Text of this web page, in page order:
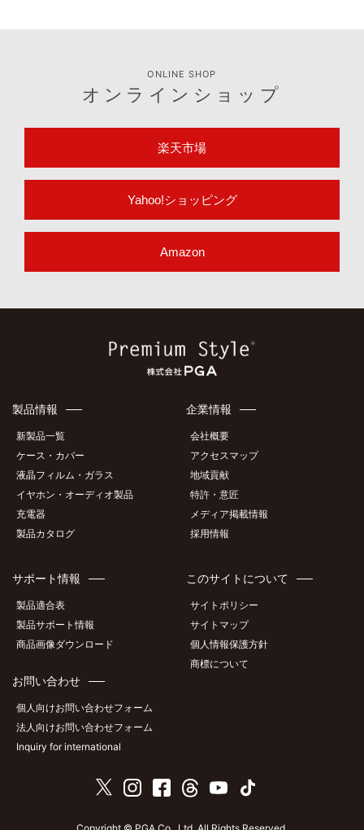
ONLINE SHOP
オンラインショップ
楽天市場
Yahoo!ショッピング
Amazon
製品情報
新製品一覧
ケース・カバー
液晶フィルム・ガラス
イヤホン・オーディオ製品
充電器
製品カタログ
企業情報
会社概要
アクセスマップ
地域貢献
特許・意匠
メディア掲載情報
採用情報
サポート情報
製品適合表
製品サポート情報
商品画像ダウンロード
お問い合わせ
個人向けお問い合わせフォーム
法人向けお問い合わせフォーム
Inquiry for international
このサイトについて
サイトポリシー
サイトマップ
個人情報保護方針
商標について